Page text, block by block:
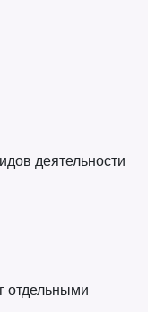
деятельности
отдельными